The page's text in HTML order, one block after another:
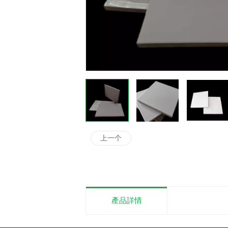
上一个
產品詳情